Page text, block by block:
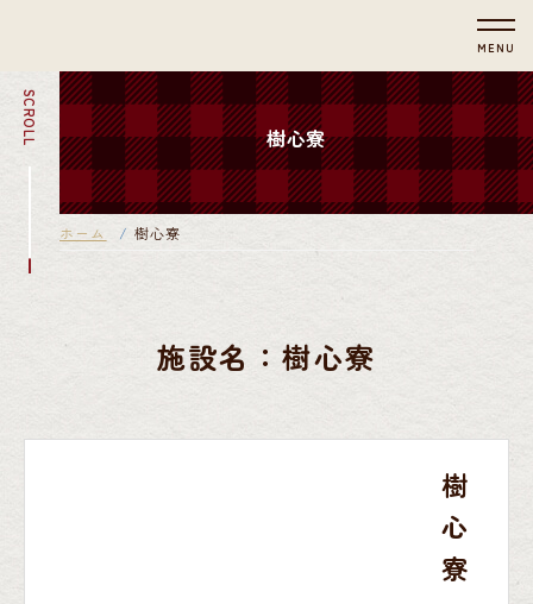
MENU
SCROLL 樹心寮
ホーム 樹心寮
施設名：樹心寮
樹
心
寮